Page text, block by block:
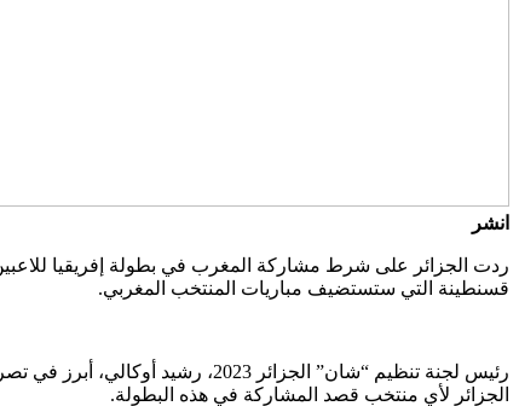
انشر
ردت الجزائر على شرط مشاركة المغرب في بطولة إفريقيا
قسنطينة التي ستستضيف مباريات المنتخب المغربي.
الجزائر لأي منتخب قصد المشاركة في هذه البطولة.